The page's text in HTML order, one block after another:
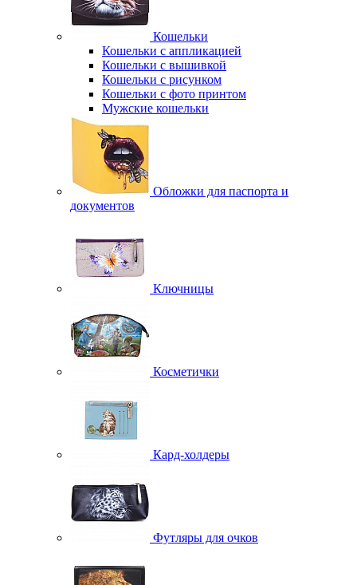
Кошельки
Кошельки с аппликацией
Кошельки с вышивкой
Кошельки с рисунком
Кошельки с фото принтом
Мужские кошельки
Обложки для паспорта и
документов
Ключницы
Косметички
Кард-холдеры
Футляры для очков